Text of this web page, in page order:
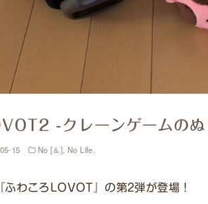
-クレーンゲームの
15 No [＆], No Life.
ふわころLOVOT』の第2弾が登場！